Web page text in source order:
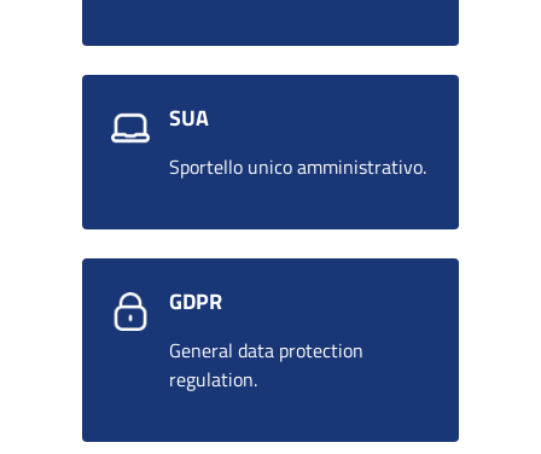
SUA
Sportello unico amministrativo.
GDPR
General data protection
regulation.